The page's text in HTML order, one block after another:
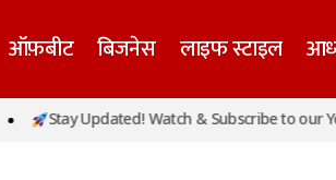
ऑफ़बीट बिजनेस लाइफ स्टाइल
ने ईद की छुट्टी को, गजेटेड हॉलीडे की
Stay Updated! Watch & Subscribe to our